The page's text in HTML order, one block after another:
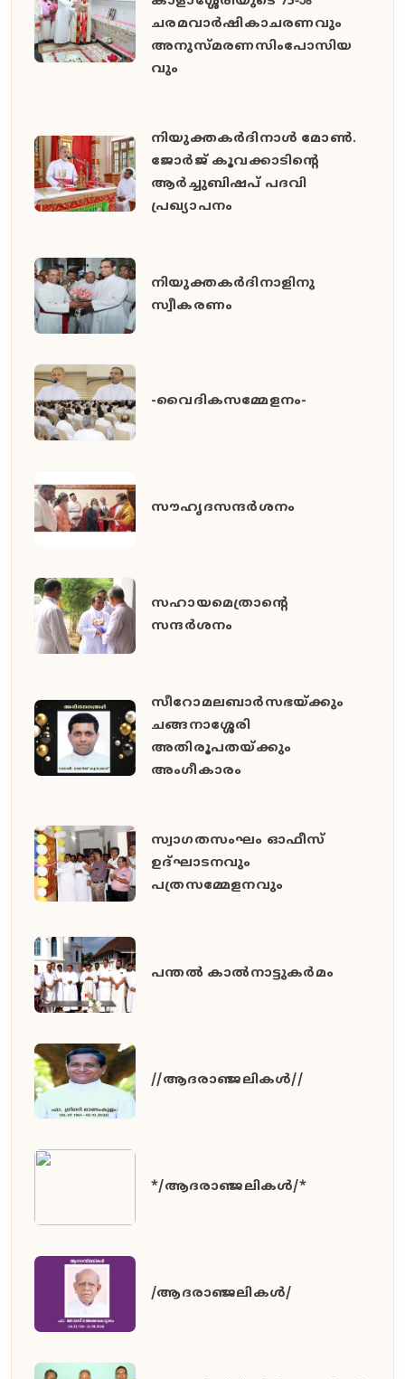
ചരമവാർഷികാചരണവും
അനുസ്മരണസിംപോസിയ
വും
നിയുക്തകർദിനാൾ മോൺ.
ജോർജ് കൂവക്കാടിൻ്റെ
ആർച്ചുബിഷപ് പദവി
പ്രഖ്യാപനം
നിയുക്തകർദിനാളിനു
സ്വീകരണം
-വൈദികസമ്മേളനം-
സൗഹൃദസന്ദർശനം
സഹായമെത്രാന്റെ
സന്ദർശനം
സീറോമലബാർസഭയ്ക്കും
ചങ്ങനാശ്ശേരി
അതിരൂപതയ്ക്കും
അംഗീകാരം
സ്വാഗതസംഘം ഓഫീസ്
ഉദ്ഘാടനവും
പത്രസമ്മേളനവും
പന്തൽ കാൽനാട്ടുകർമം
//ആദരാഞ്ജലികൾ//
*/ആദരാഞ്ജലികൾ/*
/ആദരാഞ്ജലികൾ/